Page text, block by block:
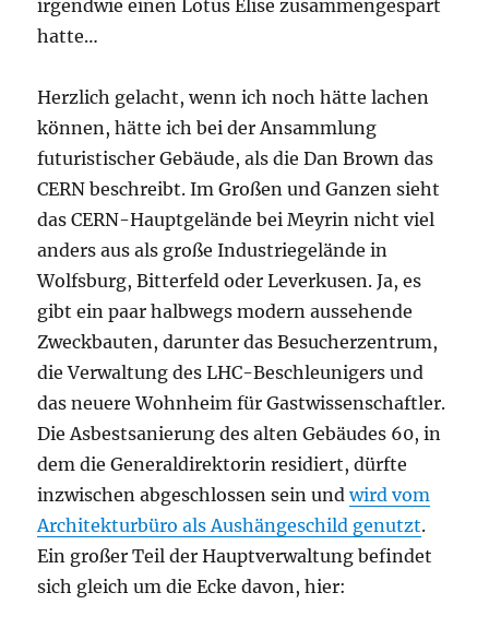
irgendwie einen Lotus Elise zusammengespart
hatte…
Herzlich gelacht, wenn ich noch hätte lachen
können, hätte ich bei der Ansammlung
futuristischer Gebäude, als die Dan Brown das
CERN beschreibt. Im Großen und Ganzen sieht
das CERN-Hauptgelände bei Meyrin nicht viel
anders aus als große Industriegelände in
Wolfsburg, Bitterfeld oder Leverkusen. Ja, es
gibt ein paar halbwegs modern aussehende
Zweckbauten, darunter das Besucherzentrum,
die Verwaltung des LHC-Beschleunigers und
das neuere Wohnheim für Gastwissenschaftler.
Die Asbestsanierung des alten Gebäudes 60, in
dem die Generaldirektorin residiert, dürfte
inzwischen abgeschlossen sein undwird vom
Architekturbüro als Aushängeschild genutzt.
Ein großer Teil der Hauptverwaltung befindet
sich gleich um die Ecke davon, hier: